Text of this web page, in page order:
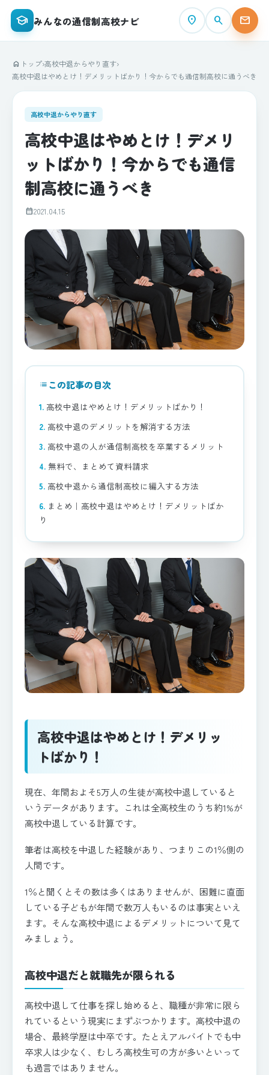
school みんなの通信制高校ナビ place search mail
home トップ›高校中退からやり直す›
高校中退はやめとけ！デメリットばかり！今からでも通信制高校に通うべき
高校中退からやり直す
高校中退はやめとけ！デメリ
ットばかり！今からでも通信
制高校に通うべき
calendar_month2021.04.15
list この記事の目次
高校中退はやめとけ！デメリットばかり！
高校中退のデメリットを解消する方法
高校中退の人が通信制高校を卒業するメリット
無料で、まとめて資料請求
高校中退から通信制高校に編入する方法
まとめ｜高校中退はやめとけ！デメリットばか
り
高校中退はやめとけ！デメリッ
トばかり！
現在、年間およそ5万人の生徒が高校中退していると
いうデータがあります。これは全高校生のうち約1%が
高校中退している計算です。
筆者は高校を中退した経験があり、つまりこの1％側の
人間です。
1％と聞くとその数は多くはありませんが、困難に直面
している子どもが年間で数万人もいるのは事実といえ
ます。そんな高校中退によるデメリットについて見て
みましょう。
高校中退だと就職先が限られる
高校中退して仕事を探し始めると、職種が非常に限ら
れているという現実にまずぶつかります。高校中退の
場合、最終学歴は中卒です。たとえアルバイトでも中
卒求人は少なく、むしろ高校生可の方が多いといって
も過言ではありません。